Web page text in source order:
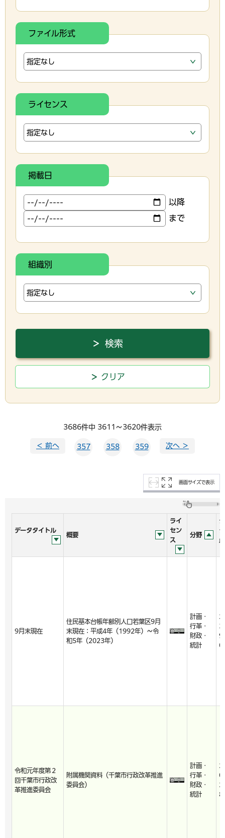
ファイル形式
ライセンス
掲載日
以降
まで
組織別
3686件中 3611～3620件表示
＜ 前へ 357 358 359 次へ ＞
画面サイズで表示
データタイトル
概要
ライ
セン
ス
分野
点
9月末現在
住民基本台帳年齢別人口若葉区9月
末現在：平成4年（1992年）～令
和5年（2023年）
計画・
行革・
財政・
統計
0
令和元年度第２
回千葉市行政改
革推進委員会
附属機関資料（千葉市行政改革推進
委員会）
計画・
行革・
財政・
統計
8